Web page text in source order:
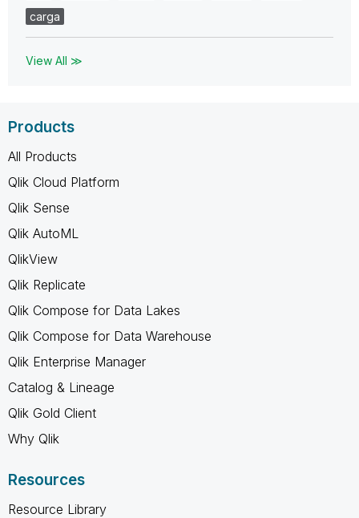
carga
View All ≫
Products
All Products
Qlik Cloud Platform
Qlik Sense
Qlik AutoML
QlikView
Qlik Replicate
Qlik Compose for Data Lakes
Qlik Compose for Data Warehouse
Qlik Enterprise Manager
Catalog & Lineage
Qlik Gold Client
Why Qlik
Resources
Resource Library